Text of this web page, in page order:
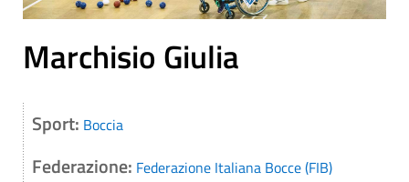
Marchisio Giulia
Sport: Boccia
Federazione: Federazione Italiana Bocce (FIB)